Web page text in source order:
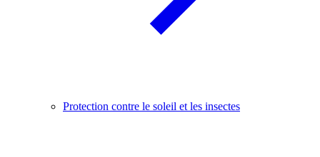
Protection contre le soleil et les insectes